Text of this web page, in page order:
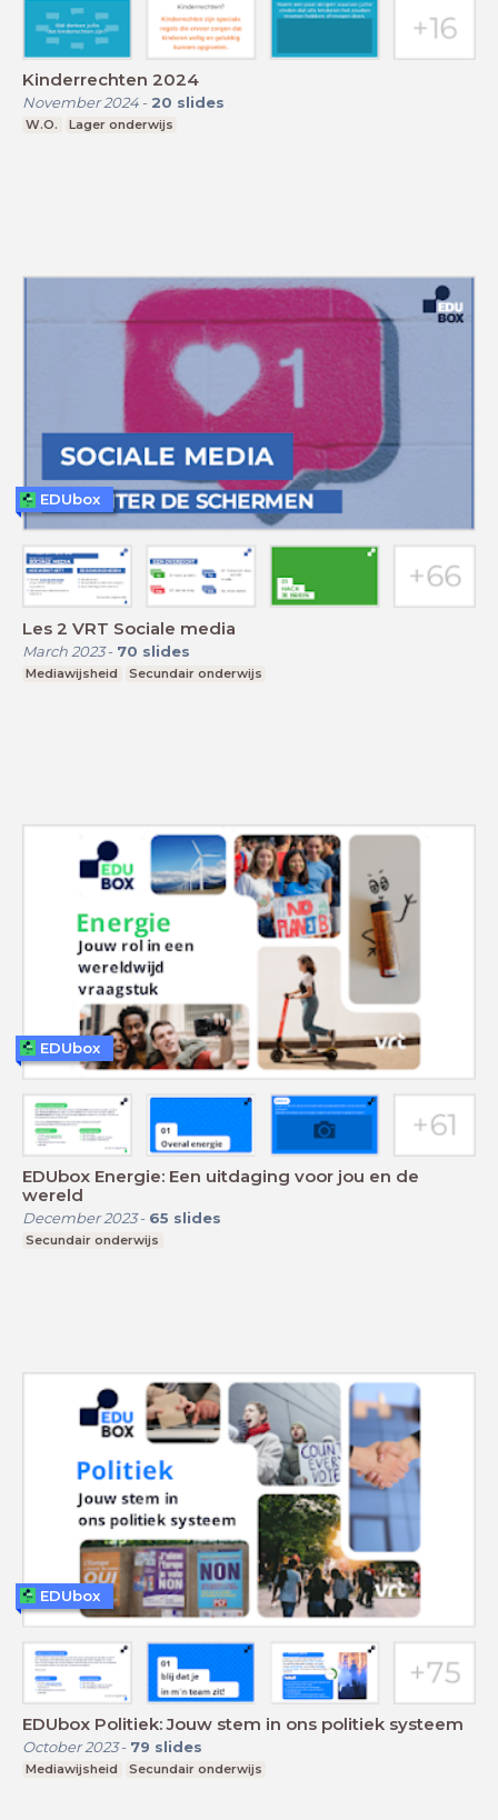
Kinderrechten 2024
November 2024- 20 slides
W.O. Lager onderwijs
Les 2 VRT Sociale media
March 2023- 70 slides
Mediawijsheid Secundair onderwijs
EDUbox
EDUbox Energie: Een uitdaging voor jou en de
wereld
December 2023- 65 slides
Secundair onderwijs
EDUbox
EDUbox Politiek: Jouw stem in ons politiek systeem
October 2023- 79 slides
Mediawijsheid Secundair onderwijs
EDUbox